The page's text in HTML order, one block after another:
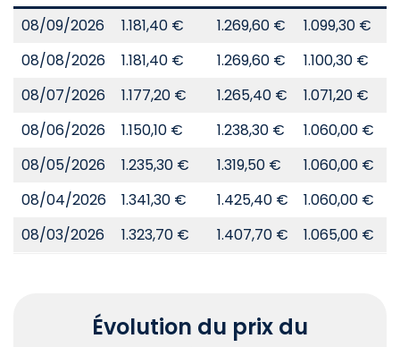
08/09/2026 1.181,40 € 1.269,60 € 1.099,30 €
08/08/2026
1.181,40 € 1.269,60 € 1.100,30 €
08/07/2026
1.177,20 € 1.265,40 € 1.071,20 €
08/06/2026
1.150,10 € 1.238,30 € 1.060,00 €
08/05/2026
1.235,30 € 1.319,50 € 1.060,00 €
08/04/2026
1.341,30 € 1.425,40 € 1.060,00 €
08/03/2026
1.323,70 € 1.407,70 € 1.065,00 €
Évolution du prix du